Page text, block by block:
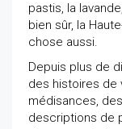
pastis, la
bien sûr, la
chose aussi.
Depuis plus de
des histoires de
médisances,
descriptions de